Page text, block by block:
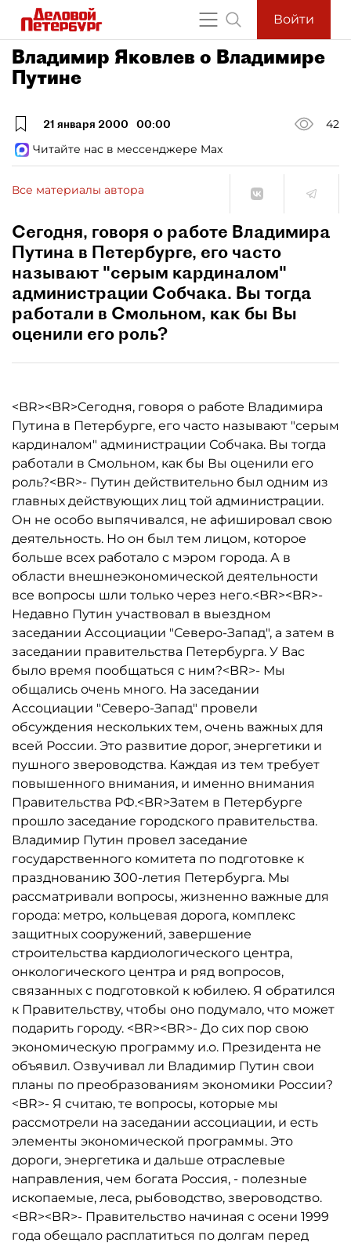
Войти
Владимир Яковлев о Владимире
Путине
21 января 2000 00:00
42
Читайте нас в мессенджере Max
Все материалы автора
Cегодня, говоря о работе Владимира
Путина в Петербурге, его часто
называют "серым кардиналом"
администрации Собчака. Вы тогда
работали в Смольном, как бы Вы
оценили его роль?
<BR><BR>Cегодня, говоря о работе Владимира
Путина в Петербурге, его часто называют "серым
кардиналом" администрации Собчака. Вы тогда
работали в Смольном, как бы Вы оценили его
роль?<BR>- Путин действительно был одним из
главных действующих лиц той администрации.
Он не особо выпячивался, не афишировал свою
деятельность. Но он был тем лицом, которое
больше всех работало с мэром города. А в
области внешнеэкономической деятельности
все вопросы шли только через него.<BR><BR>-
Недавно Путин участвовал в выездном
заседании Ассоциации "Северо-Запад", а затем в
заседании правительства Петербурга. У Вас
было время пообщаться с ним?<BR>- Мы
общались очень много. На заседании
Ассоциации "Северо-Запад" провели
обсуждения нескольких тем, очень важных для
всей России. Это развитие дорог, энергетики и
пушного звероводства. Каждая из тем требует
повышенного внимания, и именно внимания
Правительства РФ.<BR>Затем в Петербурге
прошло заседание городского правительства.
Владимир Путин провел заседание
государственного комитета по подготовке к
празднованию 300-летия Петербурга. Мы
рассматривали вопросы, жизненно важные для
города: метро, кольцевая дорога, комплекс
защитных сооружений, завершение
строительства кардиологического центра,
онкологического центра и ряд вопросов,
связанных с подготовкой к юбилею. Я обратился
к Правительству, чтобы оно подумало, что может
подарить городу. <BR><BR>- До сих пор свою
экономическую программу и.о. Президента не
объявил. Озвучивал ли Владимир Путин свои
планы по преобразованиям экономики России?
<BR>- Я считаю, те вопросы, которые мы
рассмотрели на заседании ассоциации, и есть
элементы экономической программы. Это
дороги, энергетика и дальше отраслевые
направления, чем богата Россия, - полезные
ископаемые, леса, рыбоводство, звероводство.
<BR><BR>- Правительство начиная с осени 1999
года обещало расплатиться по долгам перед